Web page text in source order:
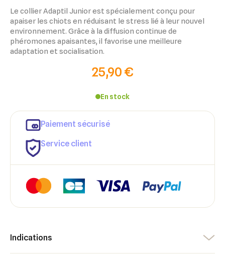
Le collier Adaptil Junior est spécialement conçu pour
apaiser les chiots en réduisant le stress lié à leur nouvel
environnement. Grâce à la diffusion continue de
phéromones apaisantes, il favorise une meilleure
adaptation et socialisation.
25,90 €
En stock
Paiement sécurisé
Service client
Indications
Créer une liste d'envies ×
Connexion ×